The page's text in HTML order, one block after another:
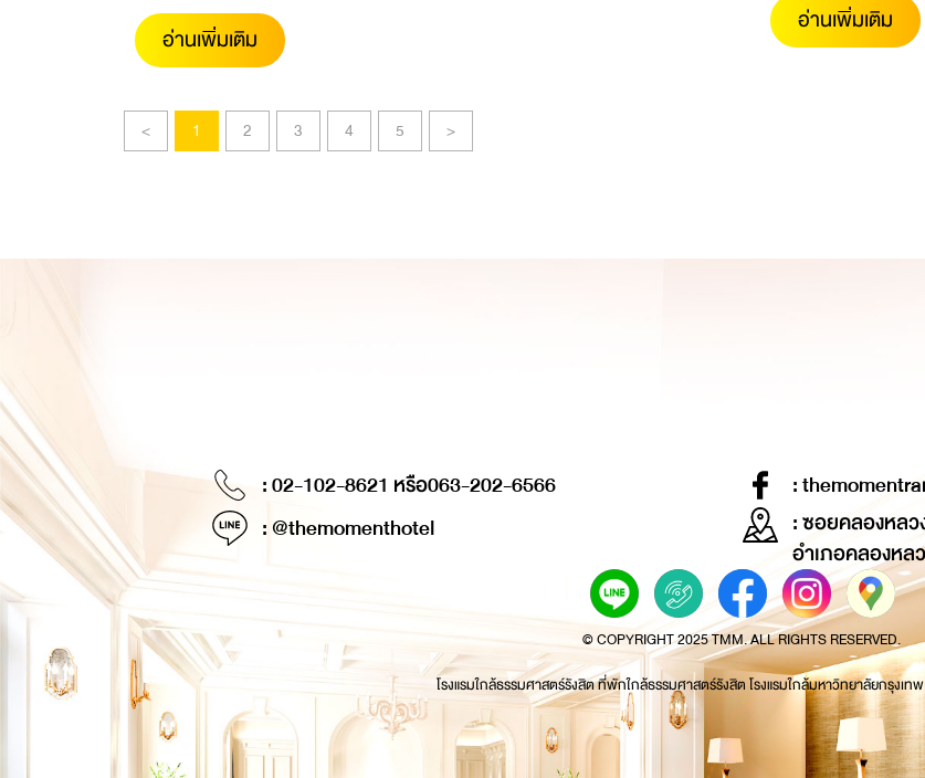
อ่านเพิ่มเติม
อ่านเพิ่มเติม
< 1 2 3 4 5 >
: 02-102-8621 หรือ063-202-6566
: @themomenthotel
:
: ซอยคลองหล
อำเภอคลองหล
© COPYRIGHT 2025 TMM. ALL RIGHTS RESERVED.
โรงแรมใกล้ธรรมศาสตร์รังสิต ที่พักใกล้ธรรมศาสตร์รังสิต โรงแรมใกล้มหาวิทยาลัยกรุงเท